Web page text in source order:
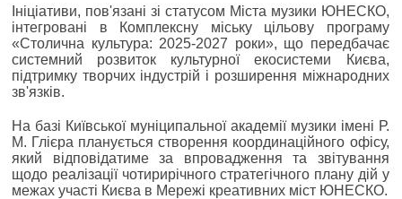
Ініціативи, пов'язані зі статусом Міста музики ЮНЕСКО,
інтегровані в Комплексну міську цільову програму
«Столична культура: 2025-2027 роки», що передбачає
системний розвиток культурної екосистеми Києва,
підтримку творчих індустрій і розширення міжнародних
зв'язків.
На базі Київської муніципальної академії музики імені Р.
М. Глієра планується створення координаційного офісу,
який відповідатиме за впровадження та звітування
щодо реалізації чотирирічного стратегічного плану дій у
межах участі Києва в Мережі креативних міст ЮНЕСКО.